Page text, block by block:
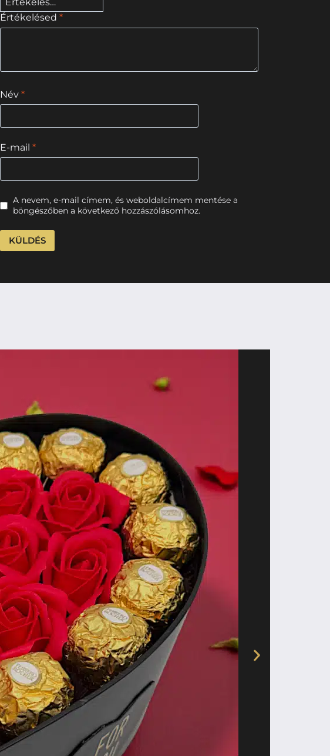
Értékelésed *
Név *
E-mail *
A nevem, e-mail címem, és weboldalcímem mentése a
böngészőben a következő hozzászólásomhoz.